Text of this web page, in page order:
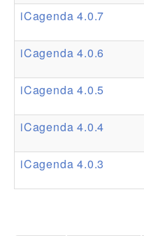
iCagenda 4.0.7
iCagenda 4.0.6
iCagenda 4.0.5
iCagenda 4.0.4
iCagenda 4.0.3